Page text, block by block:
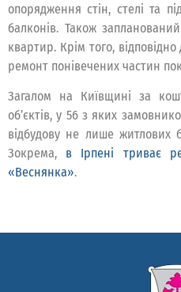
опорядження стін, стелі та
балконів. Також
квартир. Крім того,
ремонт понівечених частин
Загалом на Київщині за
об’єктів, у 56 з яких
відбудову не лише житлових
Зокрема, в Ірпені триває
«Веснянка».